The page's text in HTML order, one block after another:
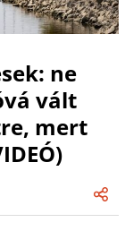
ne
vált
mert